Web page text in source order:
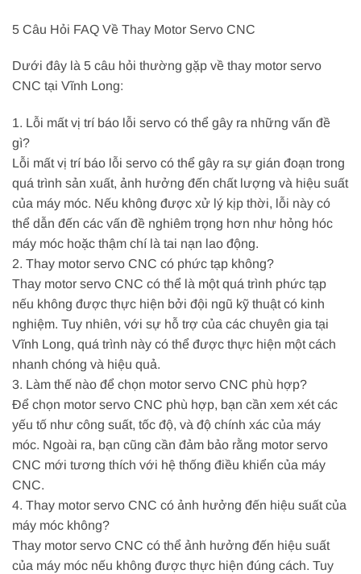
5 Câu Hỏi FAQ Về Thay Motor Servo CNC
Dưới đây là 5 câu hỏi thường gặp về thay motor servo
CNC tại Vĩnh Long:
1. Lỗi mất vị trí báo lỗi servo có thể gây ra những vấn đề
gì?
Lỗi mất vị trí báo lỗi servo có thể gây ra sự gián đoạn trong
quá trình sản xuất, ảnh hưởng đến chất lượng và hiệu suất
của máy móc. Nếu không được xử lý kịp thời, lỗi này có
thể dẫn đến các vấn đề nghiêm trọng hơn như hỏng hóc
máy móc hoặc thậm chí là tai nạn lao động.
2. Thay motor servo CNC có phức tạp không?
Thay motor servo CNC có thể là một quá trình phức tạp
nếu không được thực hiện bởi đội ngũ kỹ thuật có kinh
nghiệm. Tuy nhiên, với sự hỗ trợ của các chuyên gia tại
Vĩnh Long, quá trình này có thể được thực hiện một cách
nhanh chóng và hiệu quả.
3. Làm thế nào để chọn motor servo CNC phù hợp?
Để chọn motor servo CNC phù hợp, bạn cần xem xét các
yếu tố như công suất, tốc độ, và độ chính xác của máy
móc. Ngoài ra, bạn cũng cần đảm bảo rằng motor servo
CNC mới tương thích với hệ thống điều khiển của máy
CNC.
4. Thay motor servo CNC có ảnh hưởng đến hiệu suất của
máy móc không?
Thay motor servo CNC có thể ảnh hưởng đến hiệu suất
của máy móc nếu không được thực hiện đúng cách. Tuy